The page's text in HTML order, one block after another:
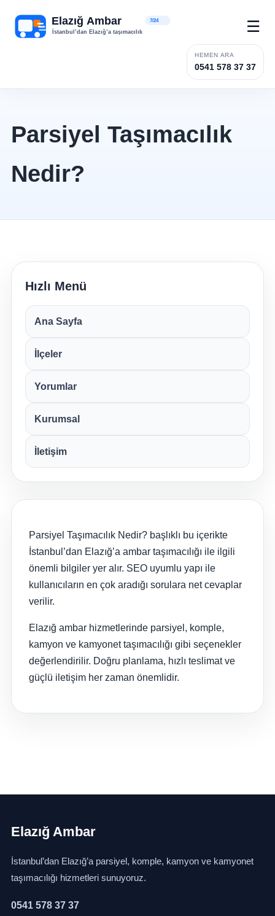
HEMEN ARA
0541 578 37 37
☰
Parsiyel Taşımacılık
Nedir?
Hızlı Menü
Ana Sayfa
İlçeler
Yorumlar
Kurumsal
İletişim
Parsiyel Taşımacılık Nedir? başlıklı bu içerikte
İstanbul’dan Elazığ’a ambar taşımacılığı ile ilgili
önemli bilgiler yer alır. SEO uyumlu yapı ile
kullanıcıların en çok aradığı sorulara net cevaplar
verilir.
Elazığ ambar hizmetlerinde parsiyel, komple,
kamyon ve kamyonet taşımacılığı gibi seçenekler
değerlendirilir. Doğru planlama, hızlı teslimat ve
güçlü iletişim her zaman önemlidir.
Elazığ Ambar
İstanbul’dan Elazığ’a parsiyel, komple, kamyon ve kamyonet
taşımacılığı hizmetleri sunuyoruz.
0541 578 37 37